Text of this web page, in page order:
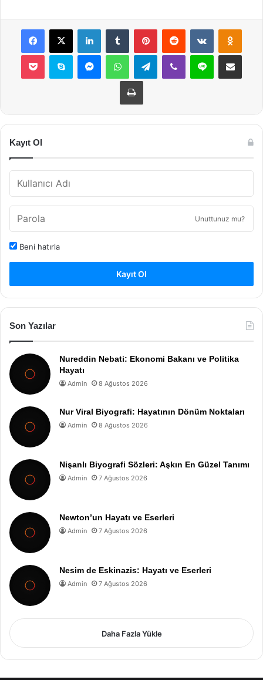
Facebook
X LinkedInTumblr PinterestReddit VKontakte
Pocket Skype MessengerWhatsAppTelegramViber Line E-Posta ile
Yazdır
Kayıt Ol
Unuttunuz mu?
Beni hatırla
Kayıt Ol
Son Yazılar
Nureddin Nebati: Ekonomi Bakanı ve Politika
Hayatı
Admin 8 Ağustos 2026
Nur Viral Biyografi: Hayatının Dönüm Noktaları
Admin 8 Ağustos 2026
Nişanlı Biyografi Sözleri: Aşkın En Güzel Tanımı
Admin 7 Ağustos 2026
Newton’un Hayatı ve Eserleri
Admin 7 Ağustos 2026
Nesim de Eskinazis: Hayatı ve Eserleri
Admin 7 Ağustos 2026
Daha Fazla Yükle